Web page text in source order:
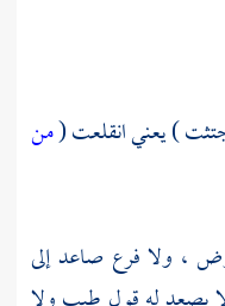
) يعني انقلعت (من
، ولا فرع صاعد إلى